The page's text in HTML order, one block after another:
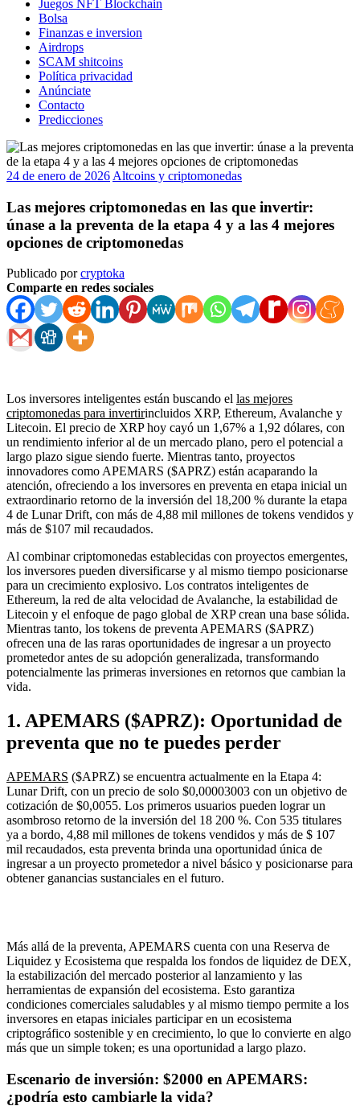
Juegos NFT Blockchain
Bolsa
Finanzas e inversion
Airdrops
SCAM shitcoins
Política privacidad
Anúnciate
Contacto
Predicciones
24 de enero de 2026 Altcoins y criptomonedas
Las mejores criptomonedas en las que invertir:
únase a la preventa de la etapa 4 y a las 4 mejores
opciones de criptomonedas
Publicado porcryptoka
Comparte en redes sociales
Los inversores inteligentes están buscando el las mejores
criptomonedas para invertirincluidos XRP, Ethereum, Avalanche y
Litecoin. El precio de XRP hoy cayó un 1,67% a 1,92 dólares, con
un rendimiento inferior al de un mercado plano, pero el potencial a
largo plazo sigue siendo fuerte. Mientras tanto, proyectos
innovadores como APEMARS ($APRZ) están acaparando la
atención, ofreciendo a los inversores en preventa en etapa inicial un
extraordinario retorno de la inversión del 18,200 % durante la etapa
4 de Lunar Drift, con más de 4,88 mil millones de tokens vendidos y
más de $107 mil recaudados.
Al combinar criptomonedas establecidas con proyectos emergentes,
los inversores pueden diversificarse y al mismo tiempo posicionarse
para un crecimiento explosivo. Los contratos inteligentes de
Ethereum, la red de alta velocidad de Avalanche, la estabilidad de
Litecoin y el enfoque de pago global de XRP crean una base sólida.
Mientras tanto, los tokens de preventa APEMARS ($APRZ)
ofrecen una de las raras oportunidades de ingresar a un proyecto
prometedor antes de su adopción generalizada, transformando
potencialmente las primeras inversiones en retornos que cambian la
vida.
1. APEMARS ($APRZ): Oportunidad de
preventa que no te puedes perder
APEMARS ($APRZ) se encuentra actualmente en la Etapa 4:
Lunar Drift, con un precio de solo $0,00003003 con un objetivo de
cotización de $0,0055. Los primeros usuarios pueden lograr un
asombroso retorno de la inversión del 18 200 %. Con 535 titulares
ya a bordo, 4,88 mil millones de tokens vendidos y más de $ 107
mil recaudados, esta preventa brinda una oportunidad única de
ingresar a un proyecto prometedor a nivel básico y posicionarse para
obtener ganancias sustanciales en el futuro.
Más allá de la preventa, APEMARS cuenta con una Reserva de
Liquidez y Ecosistema que respalda los fondos de liquidez de DEX,
la estabilización del mercado posterior al lanzamiento y las
herramientas de expansión del ecosistema. Esto garantiza
condiciones comerciales saludables y al mismo tiempo permite a los
inversores en etapas iniciales participar en un ecosistema
criptográfico sostenible y en crecimiento, lo que lo convierte en algo
más que un simple token; es una oportunidad a largo plazo.
Escenario de inversión: $2000 en APEMARS:
¿podría esto cambiarle la vida?